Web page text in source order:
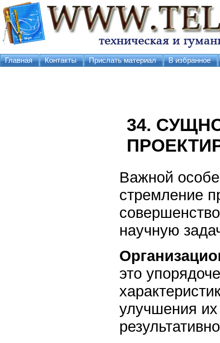
Главная Контакты Прислать материал В избранное
34.
Важной
стремление
научную
это
улучшения